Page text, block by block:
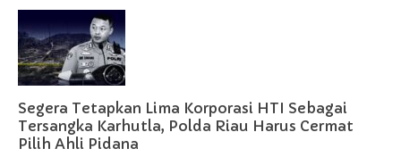
Segera Tetapkan Lima Korporasi HTI Sebagai
Tersangka Karhutla, Polda Riau Harus Cermat
Pilih Ahli Pidana